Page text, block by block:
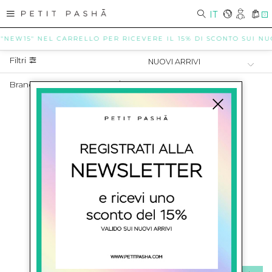
IT 0
NEL CARRELLO PER RICEVERE IL 15% DI SCONTO SUI
Filtri
Brand In Saldo Neonato / BALMAIN KIDS
SALDI NEONATO BALMAIN KIDS
SHOW ITEMS to0of0total